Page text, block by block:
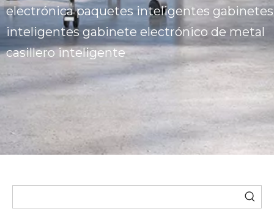
electrónica paquetes inteligentes gabinetes
inteligentes gabinete electrónico de metal
casillero inteligente